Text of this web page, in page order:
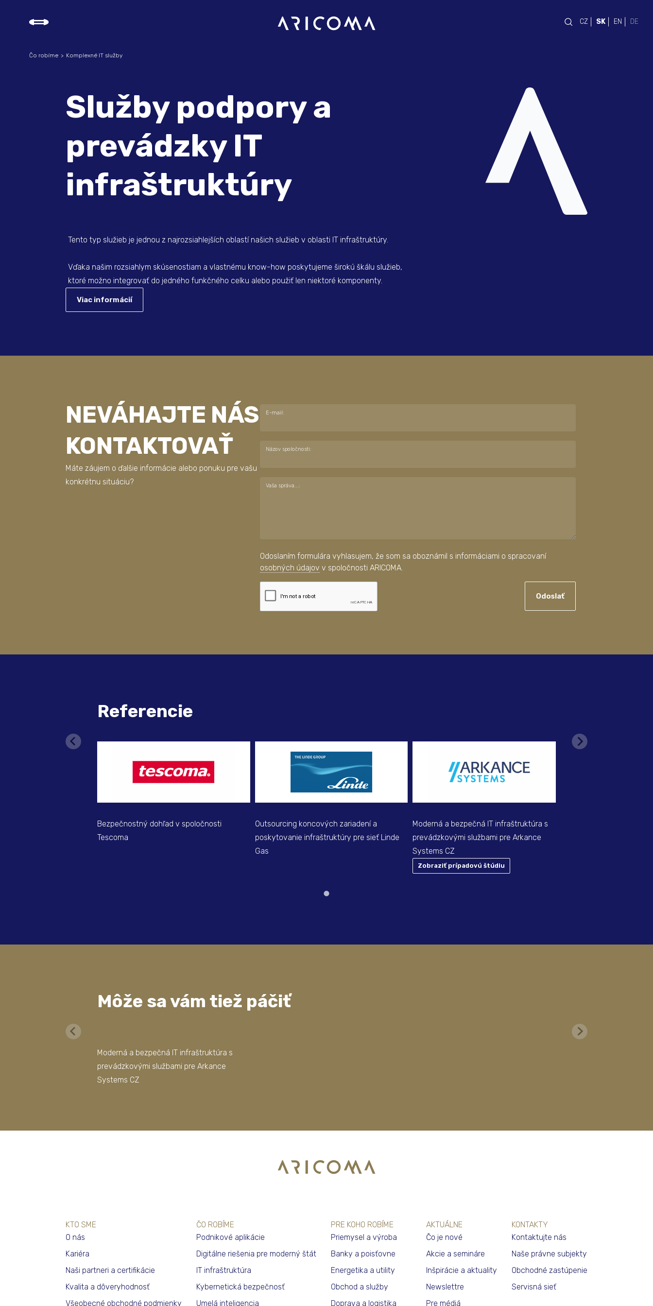
CZ SK EN DE
Služby podpory a
prevádzky IT
infraštruktúry
Tento typ služieb je jednou z najrozsiahlejších oblastí našich služieb v oblasti IT infraštruktúry.
Vďaka našim rozsiahlym skúsenostiam a vlastnému know-how poskytujeme širokú škálu služieb,
ktoré možno integrovať do jedného funkčného celku alebo použiť len niektoré komponenty.
Viac informácií
Čo robíme Komplexné IT služby
NEVÁHAJTE NÁS
KONTAKTOVAŤ
Máte záujem o ďalšie informácie alebo ponuku pre vašu
konkrétnu situáciu?
E-mail:
Názov spoločnosti:
Vaša správa...:
Odoslaním formulára vyhlasujem, že som sa oboznámil s informáciami o spracovaní
osobných údajov v spoločnosti ARICOMA.
Odoslať
Referencie
Bezpečnostný dohľad v spoločnosti
Tescoma
Outsourcing koncových zariadení a
poskytovanie infraštruktúry pre sieť Linde
Gas
Moderná a bezpečná IT infraštruktúra s
prevádzkovými službami pre Arkance
Systems CZ
Zobraziť prípadovú štúdiu
Môže sa vám tiež páčiť
Moderná a bezpečná IT infraštruktúra s
prevádzkovými službami pre Arkance
Systems CZ
KTO SME
O nás
Kariéra
Naši partneri a certifikácie
Kvalita a dôveryhodnosť
Všeobecné obchodné podmienky
ČO ROBÍME
Podnikové aplikácie
Digitálne riešenia pre moderný štát
IT infraštruktúra
Kybernetická bezpečnosť
Umelá inteligencia
PRE KOHO ROBÍME
Priemysel a výroba
Banky a poisťovne
Energetika a utility
Obchod a služby
Doprava a logistika
AKTUÁLNE
Čo je nové
Akcie a semináre
Inšpirácie a aktuality
Newslettre
Pre médiá
KONTAKTY
Kontaktujte nás
Naše právne subjekty
Obchodné zastúpenie
Servisná sieť